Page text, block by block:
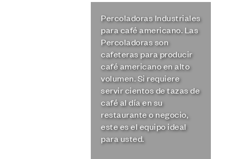
Percoladoras Industriales
para café americano. Las
Percoladoras son
cafeteras para producir
café americano en alto
volumen. Si requiere
servir cientos de tazas de
café al día en su
restaurante o negocio,
este es el equipo ideal
para usted.